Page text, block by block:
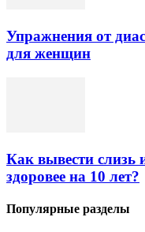
Упражнения от
для женщин
Как вывести слизь
здоровее на 10 лет?
Популярные разделы